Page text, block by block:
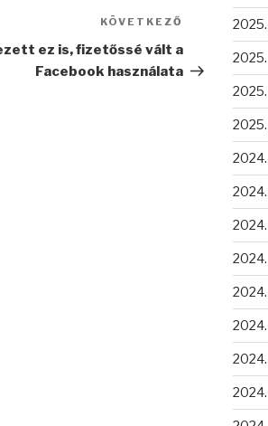
Következő
bejegyzés
KÖVETKEZŐ
ez is, fizetőssé vált a
Facebook használata